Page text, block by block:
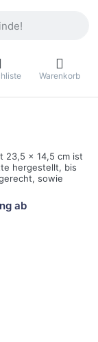
Warenkorb
23,5 x 14,5 cm ist
hergestellt, bis
sowie
ab